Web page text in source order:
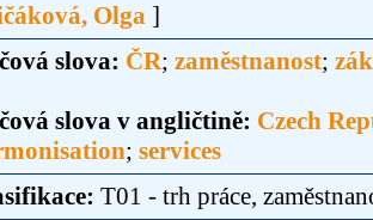
Olga ]
slova: ČR; zaměstnanost;
slova v angličtině: Czech
; services
T01 - trh práce,